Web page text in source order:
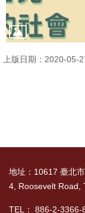
上版日期：2020-05-
地址：10617 臺北
4, Roosevelt Road,
TEL： 886-2-3366-